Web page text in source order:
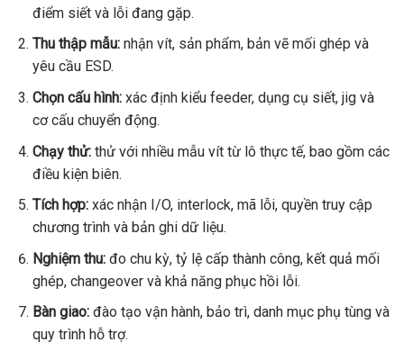
điểm siết và lỗi đang gặp.
Thu thập mẫu:nhận vít, sản phẩm, bản vẽ mối ghép và
yêu cầu ESD.
Chọn cấu hình:xác định kiểu feeder, dụng cụ siết, jig và
cơ cấu chuyển động.
Chạy thử:thử với nhiều mẫu vít từ lô thực tế, bao gồm các
điều kiện biên.
Tích hợp:xác nhận I/O, interlock, mã lỗi, quyền truy cập
chương trình và bản ghi dữ liệu.
Nghiệm thu:đo chu kỳ, tỷ lệ cấp thành công, kết quả mối
ghép, changeover và khả năng phục hồi lỗi.
Bàn giao:đào tạo vận hành, bảo trì, danh mục phụ tùng và
quy trình hỗ trợ.